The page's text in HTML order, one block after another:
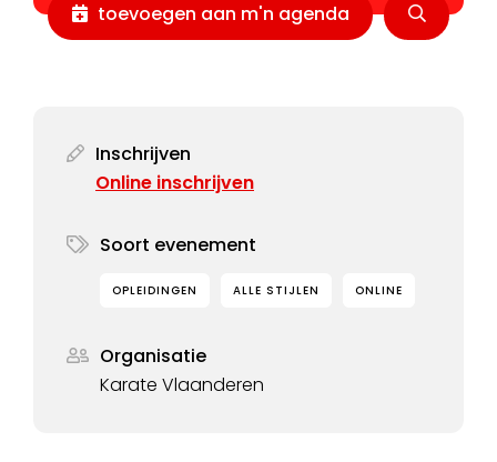
toevoegen aan m'n agenda
Inschrijven
Online inschrijven
Soort evenement
OPLEIDINGEN ALLE STIJLEN ONLINE
Organisatie
Karate Vlaanderen